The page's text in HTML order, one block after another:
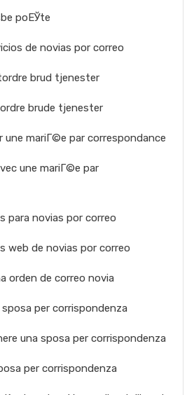
poЕЎte
de novias por correo
brud tjenester
brude tjenester
une mariГ©e par correspondance
une mariГ©e par
para novias por correo
web de novias por correo
orden de correo novia
per corrispondenza
una sposa per corrispondenza
per corrispondenza